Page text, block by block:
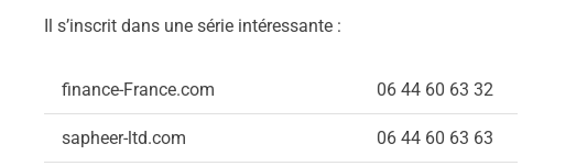
Il s’inscrit dans une série intéressante :
finance-France.com 06 44 60 63 32
sapheer-ltd.com 06 44 60 63 63